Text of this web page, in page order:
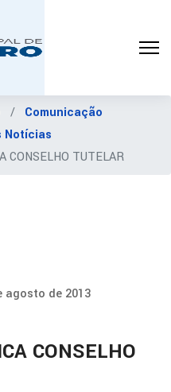
Comunicação
Notícias
CONSELHO TUTELAR
agosto de 2013
CONSELHO